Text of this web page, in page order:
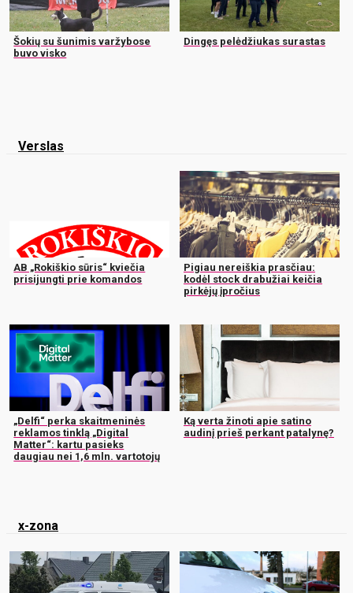
Šokių su šunimis varžybose
buvo visko
Dingęs pelėdžiukas surastas
Verslas
AB „Rokiškio sūris“ kviečia
prisijungti prie komandos
Pigiau nereiškia prasčiau:
kodėl stock drabužiai keičia
pirkėjų įpročius
„Delfi“ perka skaitmeninės
reklamos tinklą „Digital
Matter“: kartu pasieks
daugiau nei 1,6 mln. vartotojų
Ką verta žinoti apie satino
audinį prieš perkant patalynę?
x-zona